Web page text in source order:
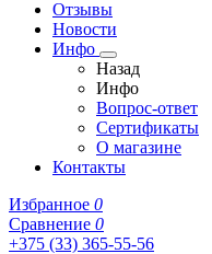
Отзывы
Новости
Инфо
Назад
Инфо
Вопрос-ответ
Сертификаты
О магазине
Контакты
Избранное 0
Сравнение 0
+375 (33) 365-55-56